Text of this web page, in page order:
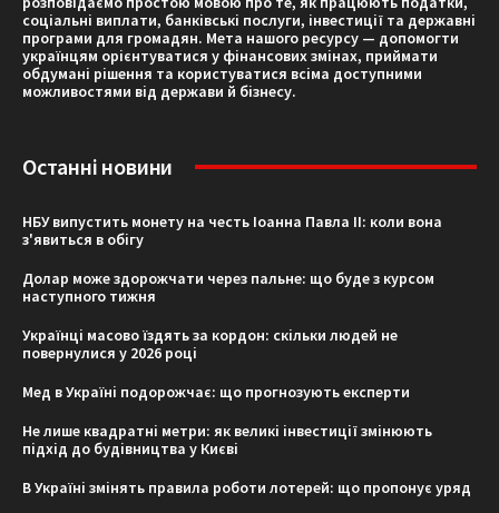
соціальні виплати, банківські послуги, інвестиції та державні
програми для громадян. Мета нашого ресурсу — допомогти
українцям орієнтуватися у фінансових змінах, приймати
обдумані рішення та користуватися всіма доступними
можливостями від держави й бізнесу.
Останні новини
НБУ випустить монету на честь Іоанна Павла II: коли вона
з'явиться в обігу
Долар може здорожчати через пальне: що буде з курсом
наступного тижня
Українці масово їздять за кордон: скільки людей не
повернулися у 2026 році
Мед в Україні подорожчає: що прогнозують експерти
Не лише квадратні метри: як великі інвестиції змінюють
підхід до будівництва у Києві
В Україні змінять правила роботи лотерей: що пропонує уряд